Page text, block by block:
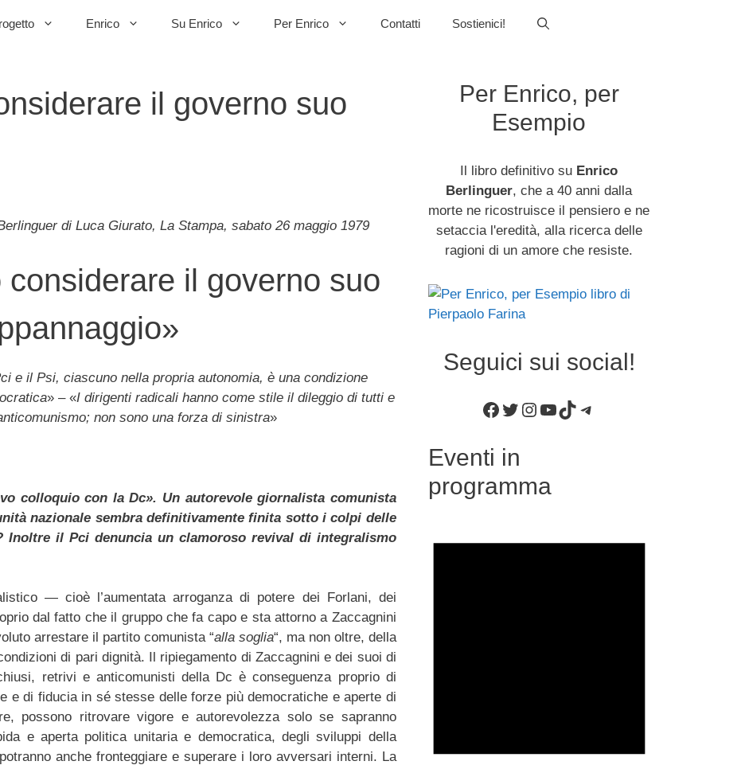
Enrico Su Enrico Per Enrico Contatti Sostienici!
il governo suo
di Luca Giurato, La Stampa, sabato 26 maggio 1979
il governo suo
e il Psi, ciascuno nella propria autonomia, è una condizione
» – «I dirigenti radicali hanno come stile il dileggio di tutti e
non sono una forza di sinistra»
colloquio con la Dc». Un autorevole giornalista comunista
nazionale sembra definitivamente finita sotto i colpi delle
Inoltre il Pci denuncia un clamoroso revival di integralismo
— cioè l’aumentata arroganza di potere dei Forlani, dei
dal fatto che il gruppo che fa capo e sta attorno a Zaccagnini
arrestare il partito comunista “alla soglia“, ma non oltre, della
di pari dignità. Il ripiegamento di Zaccagnini e dei suoi di
retrivi e anticomunisti della Dc è conseguenza proprio di
e di fiducia in sé stesse delle forze più democratiche e aperte di
possono ritrovare vigore e autorevolezza solo se sapranno
e aperta politica unitaria e democratica, degli sviluppi della
anche fronteggiare e superare i loro avversari interni. La
Per Enrico, per
Esempio
Il libro definitivo su Enrico
Berlinguer, che a 40 anni dalla
morte ne ricostruisce il pensiero e ne
setaccia l'eredità, alla ricerca delle
ragioni di un amore che resiste.
Seguici sui social!
Facebook
Twitter
Instagram
YouTube
TikTokTelegram
Eventi in
programma